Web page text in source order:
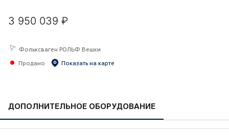
ДОПОЛНИТЕЛЬНОЕ ОБОРУДОВАНИЕ
3 950 039 ₽
Фольксваген РОЛЬФ Вешки
Продано
Показать на карте